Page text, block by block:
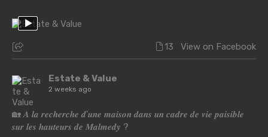
13 View on Facebook
Estate & Value
2 weeks ago
🏡 𝑨 𝒍𝒂 𝒓𝒆𝒄𝒉𝒆𝒓𝒄𝒉𝒆 𝒅'𝒖𝒏𝒆 𝒎𝒂𝒊𝒔𝒐𝒏 𝒅𝒂𝒏𝒔 𝒖𝒏 𝒄𝒂𝒅𝒓𝒆 𝒅𝒆 𝒗𝒊𝒆 𝒑𝒂𝒊𝒔𝒊𝒃𝒍𝒆
𝒔𝒖𝒓 𝒍𝒆𝒔 𝒉𝒂𝒖𝒕𝒆𝒖𝒓𝒔 𝒅𝒆 𝑴𝒂𝒍𝒎𝒆𝒅𝒚 ?